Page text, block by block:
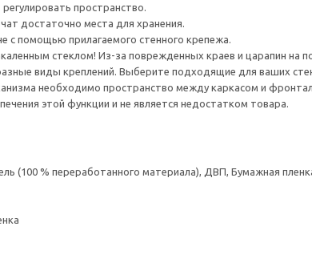
пространство.
достаточно места для хранения.
с помощью прилагаемого стенного крепежа.
стеклом! Из-за поврежденных краев и царапин на
виды креплений. Выберите подходящие для ваших
необходимо пространство между каркасом и
этой функции и не является недостатком товара.
(100 % переработанного материала), ДВП, Бумажная